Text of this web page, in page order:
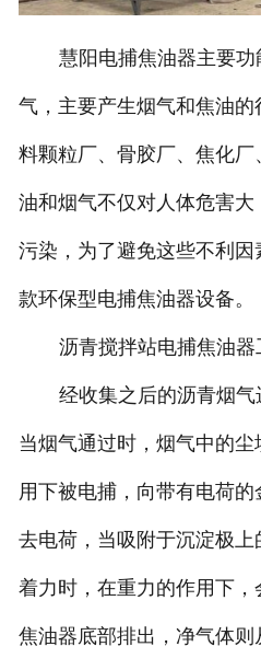
慧阳电捕焦油器主要
气，主要产生烟气和焦油
料颗粒厂、骨胶厂、焦化
油和烟气不仅对人体危害
污染，为了避免这些不利
款环保型电捕焦油器设备。
沥青搅拌站电捕焦油器
经收集之后的沥青烟气
当烟气通过时，烟气中的
用下被电捕，向带有电荷
去电荷，当吸附于沉淀极
着力时，在重力的作用下
焦油器底部排出，净气体